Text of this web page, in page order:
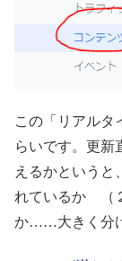
この「リアルタ
らいです。更新
えるかというと
れているか （
か……大きく分